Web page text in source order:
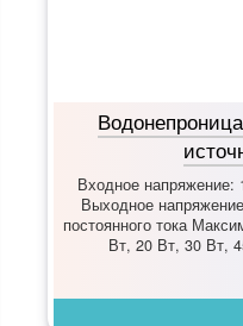
Входное напряжение:
Выходное
постоянного тока
Вт, 20 Вт, 30 Вт,